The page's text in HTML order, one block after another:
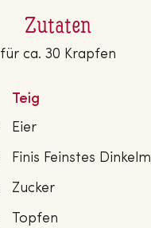
Zutaten
für ca. 30 Krapfen
Teig
Eier
Finis Feinstes
Zucker
Topfen